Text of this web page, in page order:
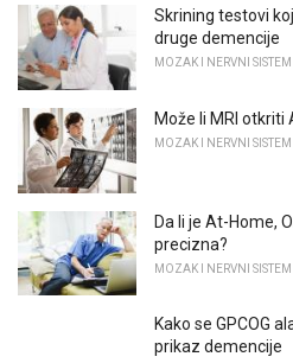
Skrining testovi
druge demencije
MOZAK I NERVNI SISTEM
Može li MRI
MOZAK I NERVNI SISTEM
Da li je At-Home,
precizna?
MOZAK I NERVNI SISTEM
Kako se GPCOG
prikaz demencije